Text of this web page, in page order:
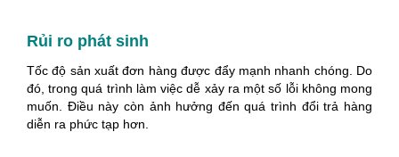
Rủi ro phát sinh
Tốc độ sản xuất đơn hàng được đẩy mạnh nhanh chóng. Do
đó, trong quá trình làm việc dễ xảy ra một số lỗi không mong
muốn. Điều này còn ảnh hưởng đến quá trình đổi trả hàng
diễn ra phức tạp hơn.